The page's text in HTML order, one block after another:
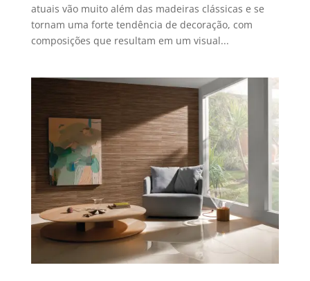
atuais vão muito além das madeiras clássicas e se
tornam uma forte tendência de decoração, com
composições que resultam em um visual...